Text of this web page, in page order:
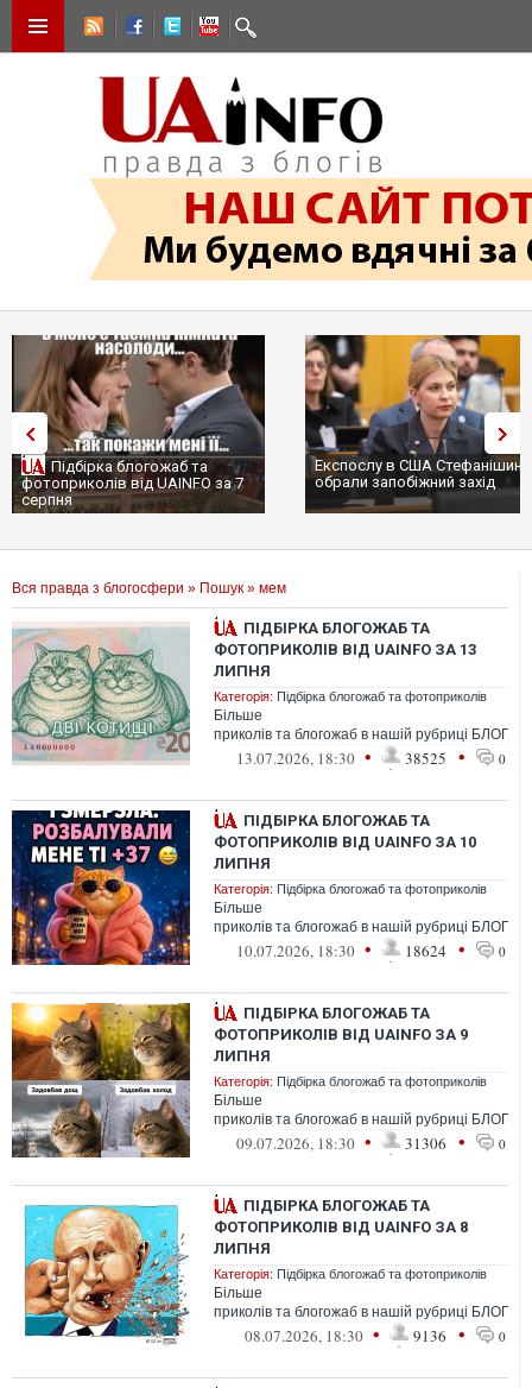
Підбірка блогожаб та
фотоприколів від UAINFO за 7
серпня
Експослу в США
обрали запобіжний захід
Вся правда з блогосфери » Пошук » мем
ПІДБІРКА БЛОГОЖАБ ТА
ФОТОПРИКОЛІВ ВІД UAINFO ЗА 13
ЛИПНЯ
Категорія: Підбірка блогожаб та фотоприколів
Більше
приколів та блогожаб в нашій рубриці
13.07.2026, 18:30 • 38525 • 0
ПІДБІРКА БЛОГОЖАБ ТА
ФОТОПРИКОЛІВ ВІД UAINFO ЗА 10
ЛИПНЯ
Категорія: Підбірка блогожаб та фотоприколів
Більше
приколів та блогожаб в нашій рубриці
10.07.2026, 18:30 • 18624 • 0
ПІДБІРКА БЛОГОЖАБ ТА
ФОТОПРИКОЛІВ ВІД UAINFO ЗА 9
ЛИПНЯ
Категорія: Підбірка блогожаб та фотоприколів
Більше
приколів та блогожаб в нашій рубриці
09.07.2026, 18:30 • 31306 • 0
ПІДБІРКА БЛОГОЖАБ ТА
ФОТОПРИКОЛІВ ВІД UAINFO ЗА 8
ЛИПНЯ
Категорія: Підбірка блогожаб та фотоприколів
Більше
приколів та блогожаб в нашій рубриці
08.07.2026, 18:30 • 9136 • 0